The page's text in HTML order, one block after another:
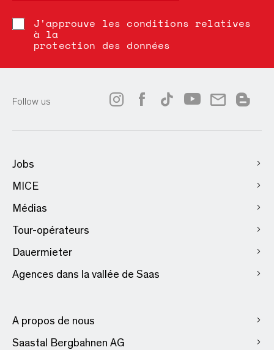
J'approuve les conditions relatives
à la
protection des données
Follow us
Jobs
MICE
Médias
Tour-opérateurs
Dauermieter
Agences dans la vallée de Saas
A propos de nous
Saastal Bergbahnen AG